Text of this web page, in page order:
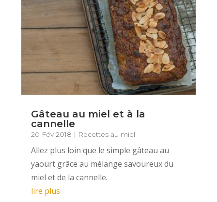
Gâteau au miel et à la
cannelle
20 Fév 2018 | Recettes au miel
Allez plus loin que le simple gâteau au
yaourt grâce au mélange savoureux du
miel et de la cannelle.
lire plus